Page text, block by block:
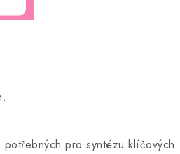
pro syntézu klíčových